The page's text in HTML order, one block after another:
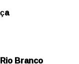
Branco